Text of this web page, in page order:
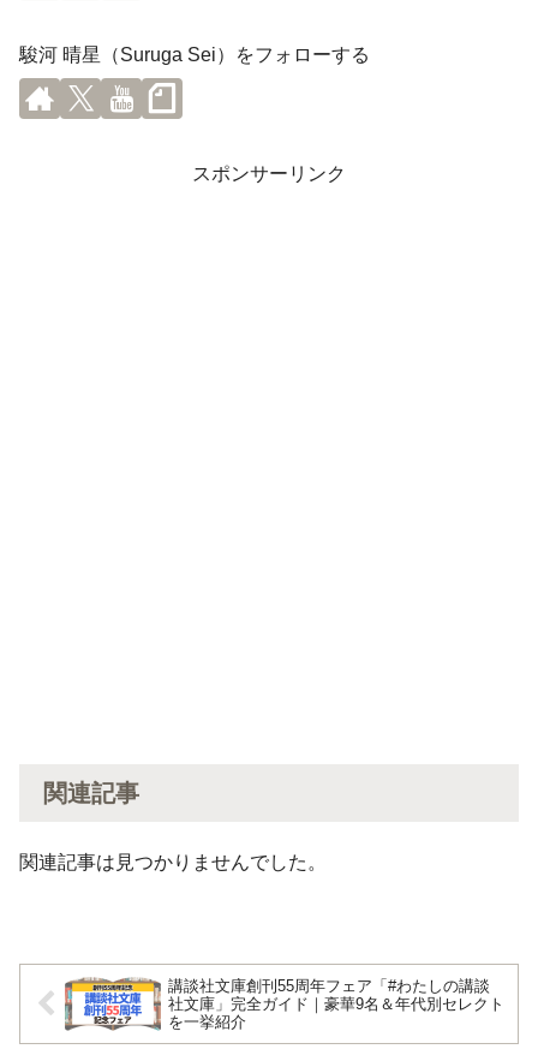
駿河 晴星（Suruga Sei）をフォローする
スポンサーリンク
関連記事
関連記事は見つかりませんでした。
講談社文庫創刊55周年フェア「#わたしの講談
社文庫」完全ガイド｜豪華9名＆年代別セレクト
を一挙紹介